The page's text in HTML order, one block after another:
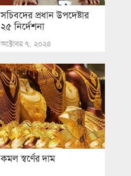
সচিবদের প্রধান উপদেষ্টার
২৫ নির্দেশনা
অক্টোবর ৭, ২০২৪
কমল স্বর্ণের দাম